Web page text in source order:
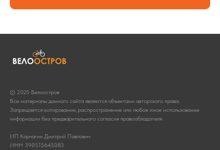
© 2025 Велоостров
Все материалы данного сайта являются объектами авторского права.
Запрещается копирование, распространение или любое иное использование
информации без предварительного согласия правообладателя.
ИП Корчагин Дмитрий Павлович
ИНН 390515645083